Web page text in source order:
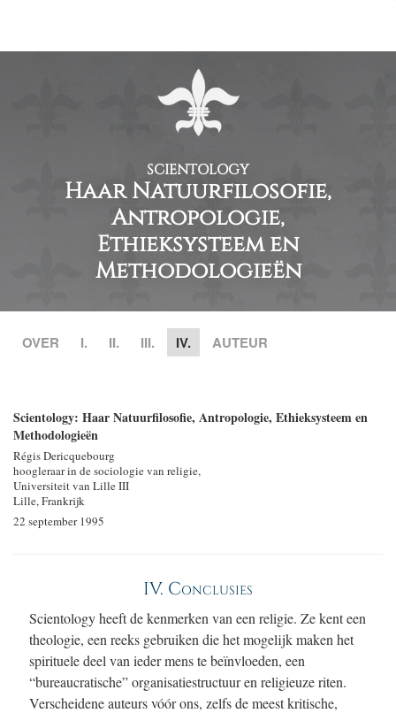
SCIENTOLOGY
Haar Natuurfilosofie,
Antropologie,
Ethieksysteem en
Methodologieën
OVER I. II. III. IV. AUTEUR
Scientology: Haar Natuurfilosofie, Antropologie, Ethieksysteemen
Methodologieën
Régis Dericquebourg
hoogleraar in de sociologie van religie,
Universiteit van Lille III
Lille, Frankrijk
22 september 1995
IV. Conclusies
Scientology heeft de kenmerken van een religie. Ze kent een
theologie, een reeks gebruiken die het mogelijk maken het
spirituele deel van ieder mens te beïnvloeden, een
“bureaucratische” organisatiestructuur en religieuze riten.
Verscheidene auteurs vóór ons, zelfs de meest kritische,